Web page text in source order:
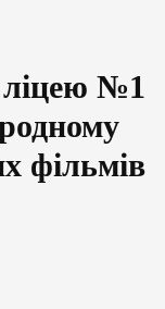
№1
фільмів